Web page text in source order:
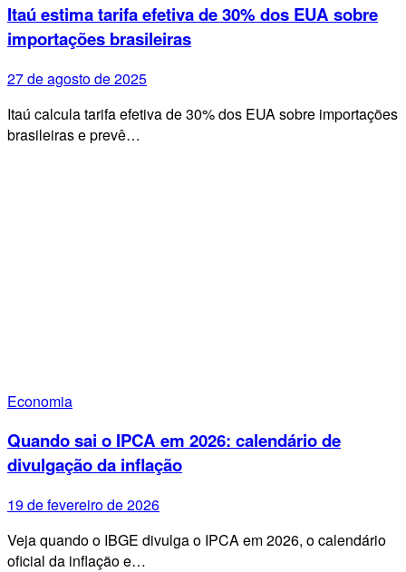
Itaú estima tarifa efetiva de 30% dos EUA sobre
importações brasileiras
27 de agosto de 2025
Itaú calcula tarifa efetiva de 30% dos EUA sobre importações
brasileiras e prevê…
Economia
Quando sai o IPCA em 2026: calendário de
divulgação da inflação
19 de fevereiro de 2026
Veja quando o IBGE divulga o IPCA em 2026, o calendário
oficial da inflação e…